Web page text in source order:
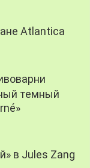
Atlantica
темный
в Jules Zang